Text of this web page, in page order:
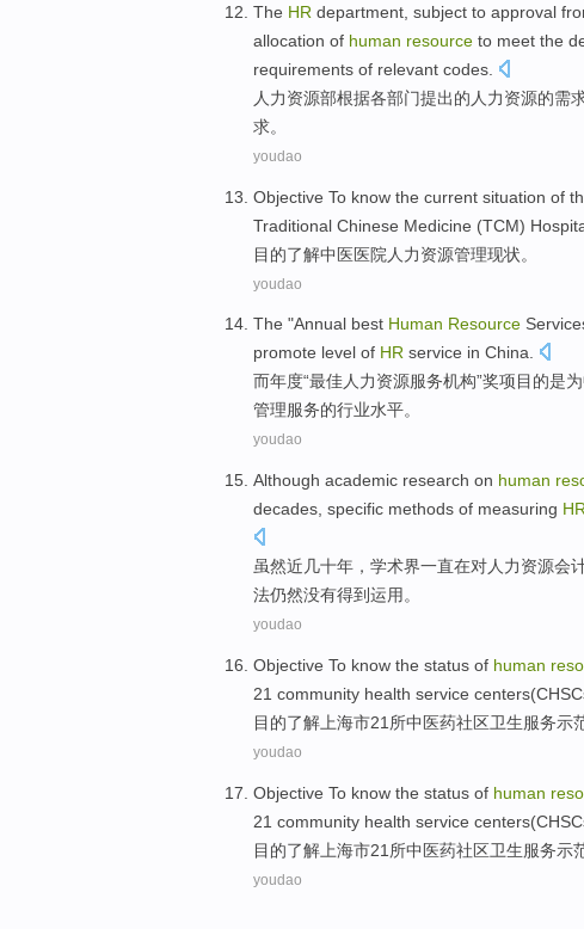
The HR department , subject to approval
allocation of human resource to meet the
requirements of relevant codes.
人力资源部根据各部门提出的 人力资源的需
求。
youdao
Objective To know the current situation of
Traditional Chinese Medicine (TCM)
目的了解中医医院 人力资源管理现状。
youdao
The "Annual best Human Resource
promote level of HR service in China.
而年度“最佳人力资源服务机构”奖项目的是为
管理服务的行业水平。
youdao
Although academic research on human
decades specific methods of measuring HR
虽然近 几十年， 学术界一直在对人力资源会
法仍然没有得到运用 。
youdao
Objective To know the status of human
21 community health service centers(
目的了解 上海市21 所中医药社区卫生服务示
youdao
Objective To know the status of human
21 community health service centers(
目的了解 上海市21 所中医药社区卫生服务示
youdao